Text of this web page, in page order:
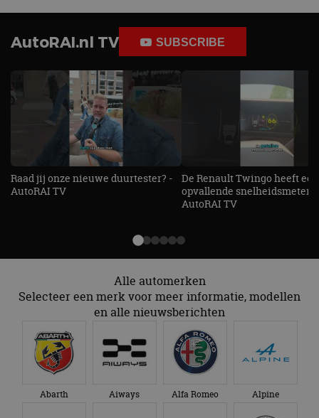
AutoRAI.nl TV SUBSCRIBE
Raad jij onze nieuwe duurtester? -
AutoRAI TV
De Renault Twingo heeft een
opvallende snelheidsmeter! -
AutoRAI TV
Alle automerken
Selecteer een merk voor meer informatie, modellen
en alle nieuwsberichten
Abarth Aiways Alfa Romeo Alpine